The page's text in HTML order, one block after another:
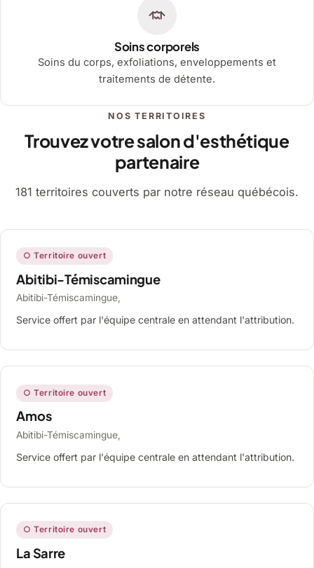
Soins corporels
Soins du corps, exfoliations, enveloppements et
traitements de détente.
NOS TERRITOIRES
Trouvez votre salon d'esthétique
partenaire
181 territoires couverts par notre réseau québécois.
○ Territoire ouvert
Abitibi-Témiscamingue
Abitibi-Témiscamingue,
Service offert par l'équipe centrale en attendant l'attribution.
○ Territoire ouvert
Amos
Abitibi-Témiscamingue,
Service offert par l'équipe centrale en attendant l'attribution.
○ Territoire ouvert
La Sarre